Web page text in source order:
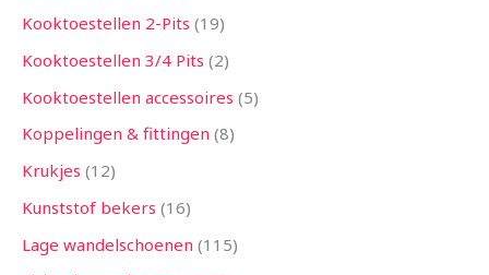
Kooktoestellen 2-Pits 19
Kooktoestellen 3/4 Pits 2
Kooktoestellen accessoires 5
Koppelingen & fittingen 8
Krukjes 12
Kunststof bekers 16
Lage wandelschoenen 115